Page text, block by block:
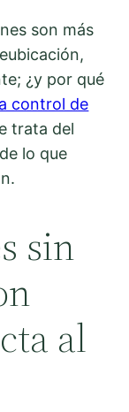
son más
¿y por qué
control de
trata del
lo que
sin
al